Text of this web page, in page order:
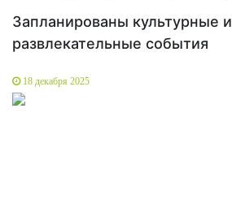
Запланированы культурные и
развлекательные события
18 декабря 2025